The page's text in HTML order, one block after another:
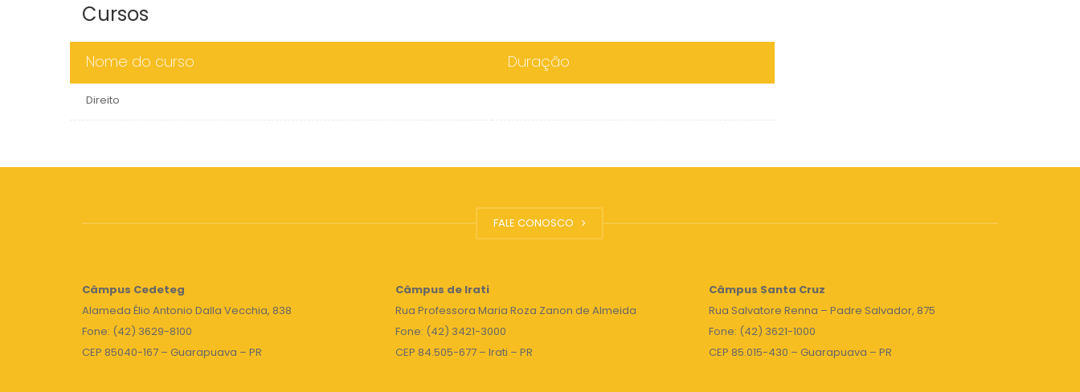
Cursos
Nome do curso Duração
Direito
FALE CONOSCO
Câmpus Cedeteg
Alameda Élio Antonio Dalla Vecchia, 838
Fone: (42) 3629-8100
CEP 85040-167 – Guarapuava – PR
Câmpus de Irati
Rua Professora Maria Roza Zanon de Almeida
Fone: (42) 3421-3000
CEP 84.505-677 – Irati – PR
Câmpus Santa Cruz
Rua Salvatore Renna – Padre Salvador, 875
Fone: (42) 3621-1000
CEP 85.015-430 – Guarapuava – PR